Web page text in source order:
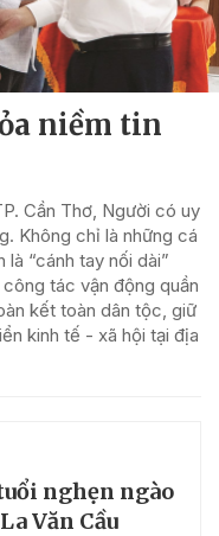
niềm tin
Cần Thơ, Người có uy
Không chỉ là những cá
“cánh tay nối dài”
tác vận động quần
kết toàn dân tộc, giữ
kinh tế - xã hội tại địa
nghẹn ngào
Văn Cầu